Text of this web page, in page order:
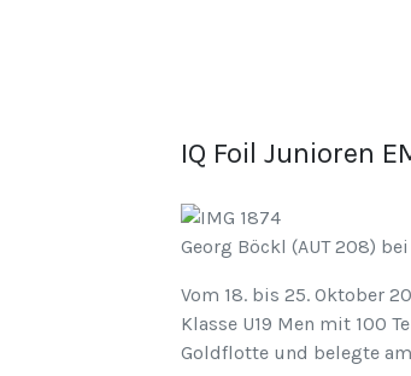
IQ Foil Junioren
Georg Böckl (AUT 208)
Vom 18. bis 25. Oktober
Klasse U19 Men mit 100
Goldflotte und belegte